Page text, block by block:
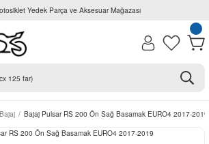
Yedek Parça ve Aksesuar Mağazası
Bajaj Bajaj Pulsar RS 200 Ön Sağ Basamak EURO4 2017-2019